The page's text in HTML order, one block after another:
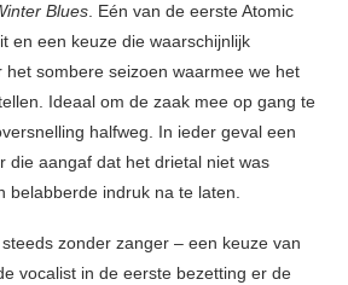
Blues. Eén van de eerste Atomic
en een keuze die waarschijnlijk
sombere seizoen waarmee we het
Ideaal om de zaak mee op gang te
halfweg. In ieder geval een
die aangaf dat het drietal niet was
belabberde indruk na te laten.
zonder zanger – een keuze van
vocalist in de eerste bezetting er de